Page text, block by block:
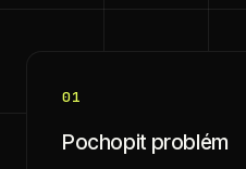
01
Pochopit problém